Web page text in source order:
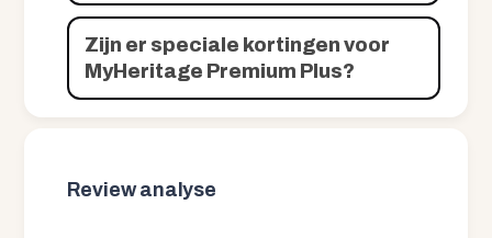
Zijn er speciale kortingen voor
MyHeritage Premium Plus?
Review analyse